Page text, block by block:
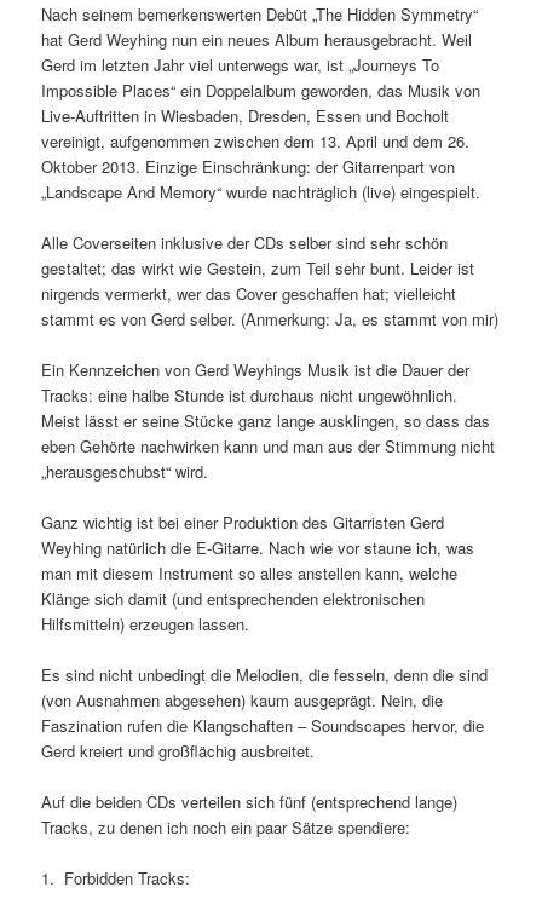
Nach seinem bemerkenswerten Debüt „The Hidden Symmetry“
hat Gerd Weyhing nun ein neues Album herausgebracht. Weil
Gerd im letzten Jahr viel unterwegs war, ist „Journeys To
Impossible Places“ ein Doppelalbum geworden, das Musik von
Live-Auftritten in Wiesbaden, Dresden, Essen und Bocholt
vereinigt, aufgenommen zwischen dem 13. April und dem 26.
Oktober 2013. Einzige Einschränkung: der Gitarrenpart von
„Landscape And Memory“ wurde nachträglich (live) eingespielt.
Alle Coverseiten inklusive der CDs selber sind sehr schön
gestaltet; das wirkt wie Gestein, zum Teil sehr bunt. Leider ist
nirgends vermerkt, wer das Cover geschaffen hat; vielleicht
stammt es von Gerd selber. (Anmerkung: Ja, es stammt von mir)
Ein Kennzeichen von Gerd Weyhings Musik ist die Dauer der
Tracks: eine halbe Stunde ist durchaus nicht ungewöhnlich.
Meist lässt er seine Stücke ganz lange ausklingen, so dass das
eben Gehörte nachwirken kann und man aus der Stimmung nicht
„herausgeschubst“ wird.
Ganz wichtig ist bei einer Produktion des Gitarristen Gerd
Weyhing natürlich die E-Gitarre. Nach wie vor staune ich, was
man mit diesem Instrument so alles anstellen kann, welche
Klänge sich damit (und entsprechenden elektronischen
Hilfsmitteln) erzeugen lassen.
Es sind nicht unbedingt die Melodien, die fesseln, denn die sind
(von Ausnahmen abgesehen) kaum ausgeprägt. Nein, die
Faszination rufen die Klangschaften – Soundscapes hervor, die
Gerd kreiert und großflächig ausbreitet.
Auf die beiden CDs verteilen sich fünf (entsprechend lange)
Tracks, zu denen ich noch ein paar Sätze spendiere:
1. Forbidden Tracks: